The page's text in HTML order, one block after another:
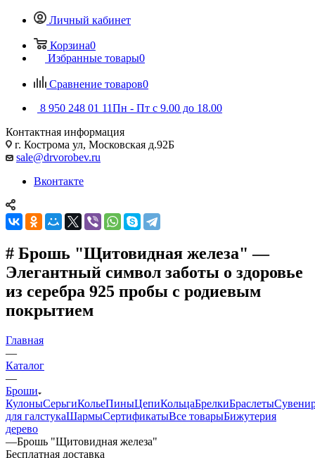
Личный кабинет
Корзина0
Избранные товары0
Сравнение товаров0
8 950 248 01 11Пн - Пт с 9.00 до 18.00
Контактная информация
г. Кострома ул, Московская д.92Б
sale@drvorobev.ru
Вконтакте
# Брошь "Щитовидная железа" —
Элегантный символ заботы о здоровье
из серебра 925 пробы с родиевым
покрытием
Главная
—
Каталог
—
Броши
КулоныСерьгиКольеПиныЦепиКольцаБрелкиБраслеты
для галстукаШармыСертификатыВсе товарыБижутерия
дерево
—Брошь "Щитовидная железа"
Бесплатная доставка